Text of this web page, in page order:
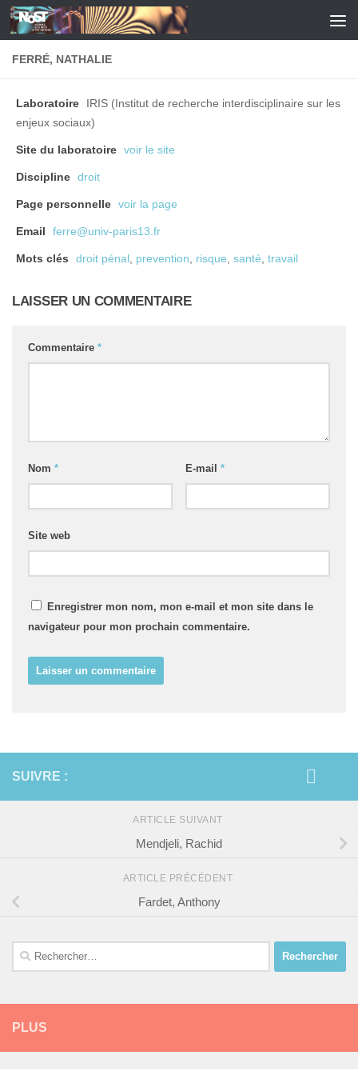
Skip to content
FERRÉ, NATHALIE
Laboratoire
IRIS (Institut de recherche interdisciplinaire sur les
enjeux sociaux)
Site du laboratoire voir le site
Discipline droit
Page personnelle voir la page
Email ferre@univ-paris13.fr
Mots clés droit pénal , prevention, risque, santé, travail
LAISSER UN COMMENTAIRE
Commentaire *
Nom * E-mail *
Site web
Enregistrer mon nom, mon e-mail et mon site dans le
navigateur pour mon prochain commentaire.
SUIVRE :
ARTICLE SUIVANT
Mendjeli, Rachid
ARTICLE PRÉCÉDENT
Fardet, Anthony
Rechercher :
PLUS